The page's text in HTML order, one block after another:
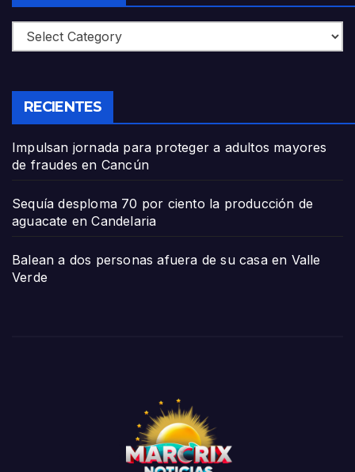
Categories
RECIENTES
Impulsan jornada para proteger a adultos mayores
de fraudes en Cancún
Sequía desploma 70 por ciento la producción de
aguacate en Candelaria
Balean a dos personas afuera de su casa en Valle
Verde